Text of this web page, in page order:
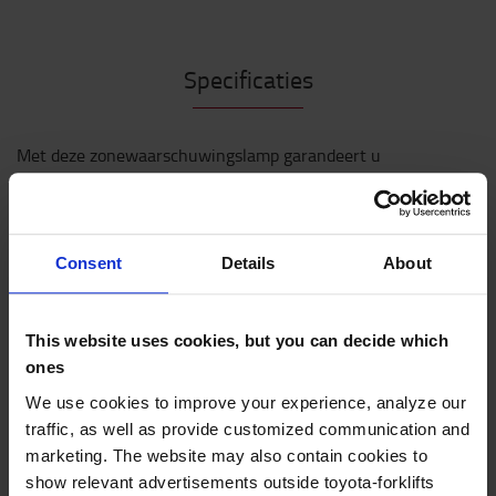
Consent Details About
This website uses cookies, but you can decide which
ones
We use cookies to improve your experience, analyze our
traffic, as well as provide customized communication and
marketing. The website may also contain cookies to
show relevant advertisements outside toyota-forklifts
Specificaties
Met deze zonewaarschuwingslamp garandeert u
meer veiligheid rond uw vorkheftruck. De duidelijk
zichtbare rode of blauwe streep op de grond wijst
op gevaar voor naderende voorbijgangers. Op een
montagehoogte van 2 m heeft de
waarschuwingslijn een zeer grote effectieve lengte
640 lx (rood). De lamp is verkrijgbaar in twee
versies, met een keuze uit een rode of blauwe lijn.
Zonewaarschuwingslampen voorkomen ongevallen
met industriële heftrucks tijdens gebruik en
beschermen uw werknemers.